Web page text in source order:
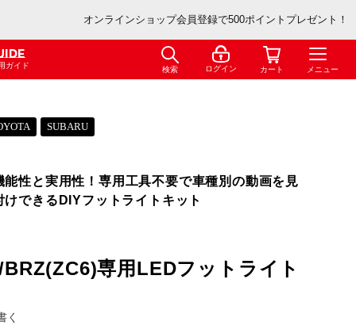
オンラインショップ会員登録で500ポイントプレゼント！
ガイド 検索 ログイン カート メニュー
SUBARU
能性と実用性！専用工具不要で車種別の動画を見
けできるDIYフットライトキット
専用LEDフットライト
く